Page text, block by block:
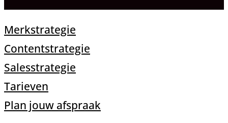
Merkstrategie
Contentstrategie
Salesstrategie
Tarieven
Plan jouw afspraak